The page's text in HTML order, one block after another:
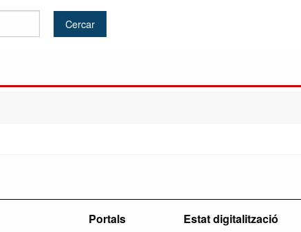
Portals Estat digitalització